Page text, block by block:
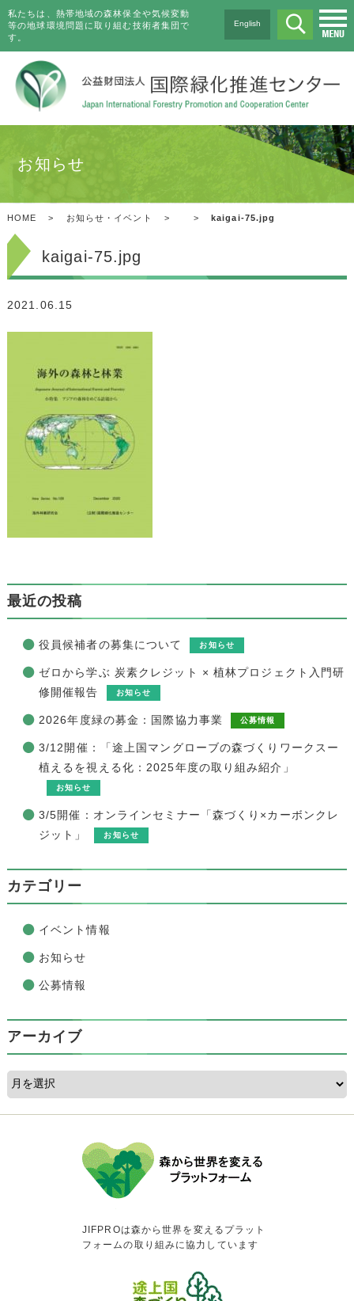
私たちは、熱帯地域の森林保全や気候変動
等の地球環境問題に取り組む技術者集団で
す。
English
お知らせ
HOME > お知らせ・イベント > > kaigai-75.jpg
kaigai-75.jpg
2021.06.15
最近の投稿
役員候補者の募集について お知らせ
ゼロから学ぶ 炭素クレジット × 植林プロジェクト入門研
修開催報告
お知らせ
2026年度緑の募金：国際協力事業 公募情報
3/12開催：「途上国マングローブの森づくりワークスー
植えるを視える化：2025年度の取り組み紹介」
お知らせ
3/5開催：オンラインセミナー「森づくり×カーボンクレ
ジット」
お知らせ
カテゴリー
イベント情報
お知らせ
公募情報
アーカイブ
JIFPROは森から世界を変えるプラット
フォームの取り組みに協力しています